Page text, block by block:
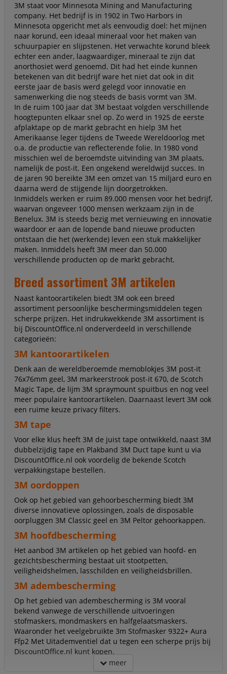
3M staat voor Minnesota Mining and Manufacturing
company. Het bedrijf is in 1902 in Two Harbors in
Minnesota opgericht met als eenvoudig doel: het mijnen
naar korund, een ideaal mineraal voor het maken van
schuurpapier en slijpstenen. Het verwachte korund bleek
echter een ander, laagwaardiger, mineraal te zijn dat
anorthosiet werd genoemd. Dit had het einde kunnen
betekenen van dit bedrijf ware het niet dat ook in dit
eerste jaar de basis werd gelegd voor innovatie en
samenwerking die nog steeds de basis vormt van 3M.
In de ruim 100 jaar dat 3M bestaat volgden verschillende
hoogtepunten elkaar snel op. Zo werd in 1925 de eerste
afplaktape op de markt gebracht en hielp 3M het
Amerikaanse leger tijdens de Tweede Wereldoorlog met
o.a. de productie van reflecterende folie. In 1980 vond
misschien wel de beroemdste uitvinding van 3M plaats,
namelijk de post-it. Een ongekend wereldwijd succes. In
de jaren 90 bereikte 3M een omzet van 15 miljard euro en
daarna werd de stijgende lijn doorgetrokken.
Inmiddels werken er ruim 89.000 mensen voor het bedrijf,
waarvan ongeveer 1000 mensen werkzaam zijn in de
Benelux. 3M is steeds bezig met vernieuwing en innovatie
waardoor er aan de lopende band nieuwe producten
ontstaan die het (werkende) leven een stuk makkelijker
maken. Inmiddels heeft 3M meer dan 50.000
verschillende producten op de markt gebracht.
Breed assortiment 3M artikelen
Naast kantoorartikelen biedt 3M ook een breed
assortiment persoonlijke beschermingsmiddelen tegen
scherpe prijzen. Het indrukwekkende 3M assortiment is
bij DiscountOffice.nl onderverdeeld in verschillende
categorieën:
3M kantoorartikelen
Denk aan de wereldberoemde memoblokjes 3M post-it
76x76mm geel, 3M markeerstrook post-it 670, de Scotch
Magic Tape, de lijm 3M spraymount spuitbus en nog veel
meer populaire kantoorartikelen. Daarnaast levert 3M ook
een ruime keuze privacy filters.
3M tape
Voor elke klus heeft 3M de juist tape ontwikkeld, naast 3M
dubbelzijdig tape en Plakband 3M Duct tape kunt u via
DiscountOffice.nl ook voordelig de bekende Scotch
verpakkingstape bestellen.
3M oordoppen
Ook op het gebied van gehoorbescherming biedt 3M
diverse innovatieve oplossingen, zoals de disposable
oorpluggen 3M Classic geel en 3M Peltor gehoorkappen.
3M hoofdbescherming
Het aanbod 3M artikelen op het gebied van hoofd- en
gezichtsbescherming bestaat uit stootpetten,
veiligheidshelmen, lasschilden en veiligheidsbrillen.
3M adembescherming
Op het gebied van adembescherming is 3M vooral
bekend vanwege de verschillende uitvoeringen
stofmaskers, mondmaskers en halfgelaatsmaskers.
Waaronder het veelgebruikte 3m Stofmasker 9322+ Aura
Ffp2 Met Uitademventiel dat u tegen een scherpe prijs bij
DiscountOffice.nl kunt kopen.
meer